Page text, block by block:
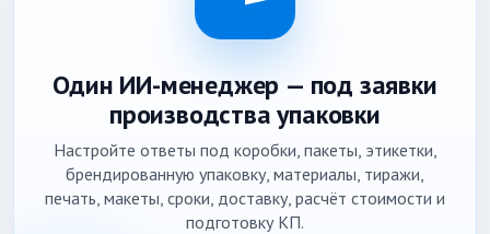
Один ИИ-менеджер — под заявки
производства упаковки
Настройте ответы под коробки, пакеты, этикетки,
брендированную упаковку, материалы, тиражи,
печать, макеты, сроки, доставку, расчёт стоимости и
подготовку КП.